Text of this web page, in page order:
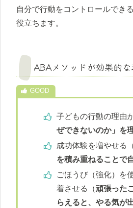
自分で行動をコントロールでき
役立ちます。
ABAメソッドが効果的な
子どもの行動の理由
ぜできないのか」を
成功体験を増やせる
を積み重ねることで
ごほうび（強化）を
着させる（頑張った
らえると、やる気が